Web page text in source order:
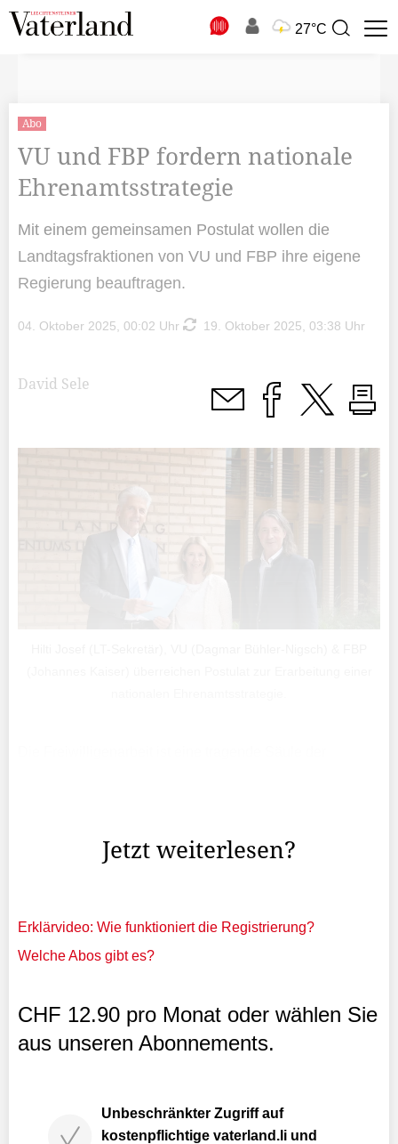
27°C
Suchbegriff
Abo
VU und FBP fordern nationale
Ehrenamtsstrategie
Mit einem gemeinsamen Postulat wollen die
Landtagsfraktionen von VU und FBP ihre eigene
Regierung beauftragen.
04. Oktober 2025, 00:02 Uhr 19. Oktober 2025, 03:38 Uhr
David Sele
Jetzt weiterlesen?
Erklärvideo: Wie funktioniert die Registrierung?
Welche Abos gibt es?
CHF 12.90 pro Monat oder wählen Sie
aus unseren Abonnements.
Unbeschränkter Zugriff auf
kostenpflichtige vaterland.li und